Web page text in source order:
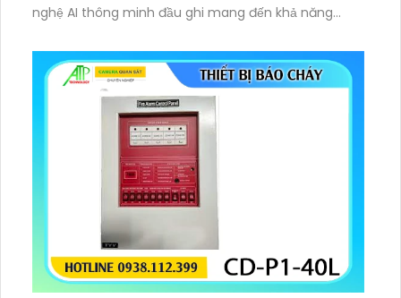
nghệ AI thông minh đầu ghi mang đến khả năng
lượng ổn định, phù hợp cho hệ thống an ninh quy mô
lớn.